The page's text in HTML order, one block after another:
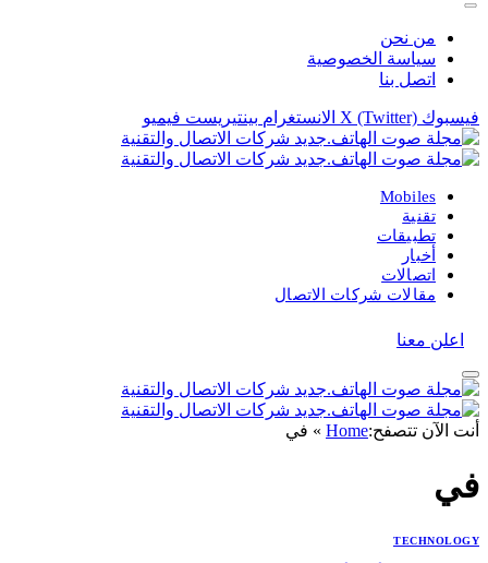
من نحن
سياسة الخصوصية
اتصل بنا
فيسبوك X (Twitter) الانستغرام بينتيريست فيميو
Mobiles
تقنية
تطبيقات
أخبار
اتصالات
مقالات شركات الاتصال
اعلن معنا
أنت الآن تتصفح:Home
» في
في
TECHNOLOGY